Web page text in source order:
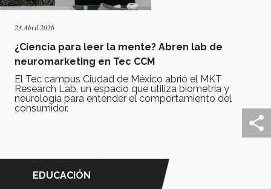
23 Abril 2026
¿Ciencia para leer la mente? Abren lab de
neuromarketing en Tec CCM
El Tec campus Ciudad de México abrió el MKT
Research Lab, un espacio que utiliza biometría y
neurología para entender el comportamiento del
consumidor.
EDUCACIÓN